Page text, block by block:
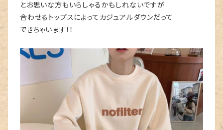
とお思いな方もいらしゃるかもしれないですが
合わせるトップスによってカジュアルダウンだって
できちゃいます！！